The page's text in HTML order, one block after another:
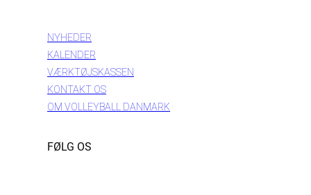
NYHEDER
KALENDER
VÆRKTØJSKASSEN
KONTAKT OS
OM VOLLEYBALL DANMARK
FØLG OS